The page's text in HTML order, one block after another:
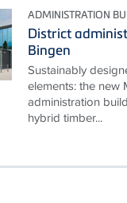
ADMINISTRATION
District
Bingen
Sustainably
elements: the new
administration
hybrid timber...